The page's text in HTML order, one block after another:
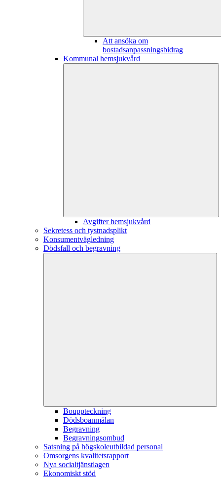
Att ansöka om
bostadsanpassningsbidrag
Kommunal hemsjukvård
Avgifter hemsjukvård
Sekretess och tystnadsplikt
Konsumentvägledning
Dödsfall och begravning
Bouppteckning
Dödsboanmälan
Begravning
Begravningsombud
Satsning på högskoleutbildad personal
Omsorgens kvalitetsrapport
Nya socialtjänstlagen
Ekonomiskt stöd